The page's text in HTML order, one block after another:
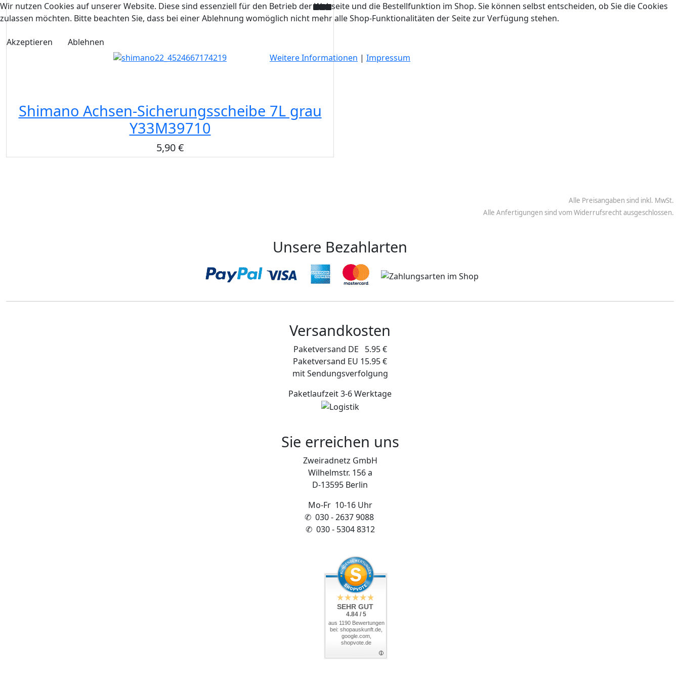
Shimano Achsen-Sicherungsscheibe 7L grau
Y33M39710
5,90 €
Alle Preisangaben sind inkl. MwSt.
Alle Anfertigungen sind vom Widerrufsrecht ausgeschlossen.
Unsere Bezahlarten
Versandkosten
Paketversand DE 5.95 €
Paketversand EU 15.95 €
mit Sendungsverfolgung
Paketlaufzeit 3-6 Werktage
Sie erreichen uns
Zweiradnetz GmbH
Wilhelmstr. 156 a
D-13595 Berlin
Mo-Fr 10-16 Uhr
✆ 030 - 2637 9088
✆ 030 - 5304 8312
SEHR GUT
4.84 / 5
aus 1190 Bewertungen
bei: shopauskunft.de,
google.com,
shopvote.de
Wir nutzen Cookies auf unserer Website. Diese sind essenziell für den Betrieb der Webseite und die Bestellfunktion im Shop. Sie können selbst entscheiden, ob Sie die Cookies
zulassen möchten. Bitte beachten Sie, dass bei einer Ablehnung womöglich nicht mehr alle Shop-Funktionalitäten der Seite zur Verfügung stehen.
Akzeptieren
Ablehnen
Weitere Informationen | Impressum